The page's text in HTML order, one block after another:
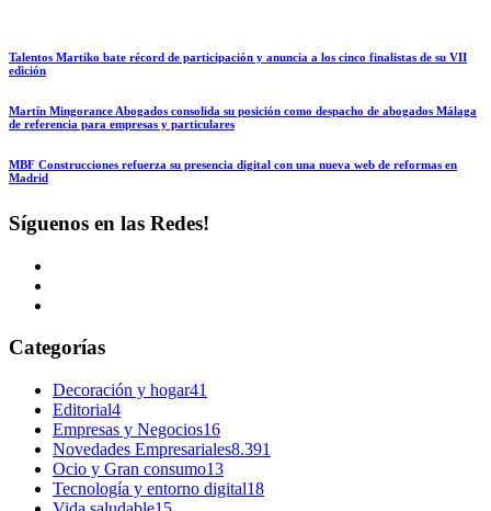
Talentos Martiko bate récord de participación y anuncia a los cinco finalistas de su VII
edición
Martín Mingorance Abogados consolida su posición como despacho de abogados Málaga
de referencia para empresas y particulares
MBF Construcciones refuerza su presencia digital con una nueva web de reformas en
Madrid
Síguenos en las Redes!
Categorías
Decoración y hogar41
Editorial4
Empresas y Negocios16
Novedades Empresariales8.391
Ocio y Gran consumo13
Tecnología y entorno digital18